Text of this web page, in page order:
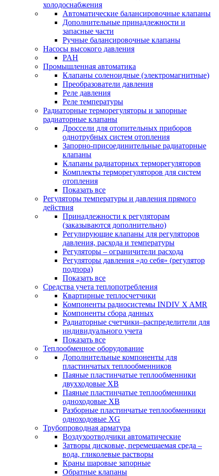
холодоснабжения
Автоматические балансировочные клапаны
Дополнительные принадлежности и
запасные части
Ручные балансировочные клапаны
Насосы высокого давления
PAH
Промышленная автоматика
Клапаны соленоидные (электромагнитные)
Преобразователи давления
Реле давления
Реле температуры
Радиаторные терморегуляторы и запорные
радиаторные клапаны
Дроссели для отопительных приборов
однотрубных систем отопления
Запорно-присоединительные радиаторные
клапаны
Клапаны радиаторных терморегуляторов
Комплекты терморегуляторов для систем
отопления
Показать все
Регуляторы температуры и давления прямого
действия
Принадлежности к регуляторам
(заказываются дополнительно)
Регулирующие клапаны для регуляторов
давления, расхода и температуры
Регуляторы – ограничители расхода
Регуляторы давления «до себя» (регулятор
подпора)
Показать все
Средства учета теплопотребления
Квартирные теплосчетчики
Компоненты радиосистемы INDIV X AMR
Компоненты сбора данных
Радиаторные счетчики–распределители для
индивидуального учета
Показать все
Теплообменное оборудование
Дополнительные компоненты для
пластинчатых теплообменников
Паяные пластинчатые теплообменники
двухходовые XB
Паяные пластинчатые теплообменники
одноходовые ХВ
Разборные пластинчатые теплообменники
одноходовые ХG
Трубопроводная арматура
Воздухоотводчики автоматические
Затворы дисковые, перемещаемая среда –
вода, гликолевые растворы
Краны шаровые запорные
Обратные клапаны